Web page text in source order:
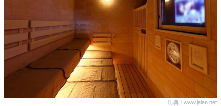
出典：www.jalan.net